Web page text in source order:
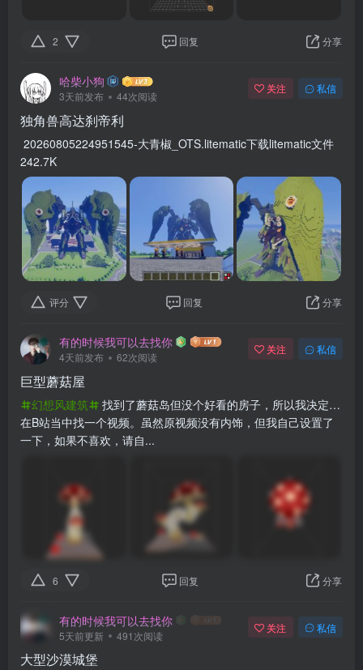
2 回复 分享
哈柴小狗
3天前发布 44次阅读
关注 私信
独角兽高达刹帝利
20260805224951545-大青椒_OTS.litematic下载litematic文件
242.7K
评分 回复 分享
有的时候我可以去找你
4天前发布 62次阅读
关注 私信
巨型蘑菇屋
幻想风建筑
找到了蘑菇岛但没个好看的房子，所以我决定…
在B站当中找一个视频。虽然原视频没有内饰，但我自己设置了
一下，如果不喜欢，请自...
6 回复 分享
有的时候我可以去找你
5天前更新 491次阅读
关注 私信
大型沙漠城堡